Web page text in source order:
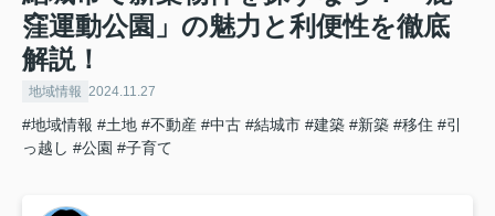
窪運動公園」の魅力と利便性を徹底
解説！
地域情報 2024.11.27
#地域情報 #土地 #不動産 #中古 #結城市 #建築 #新築 #移住 #引
っ越し #公園 #子育て